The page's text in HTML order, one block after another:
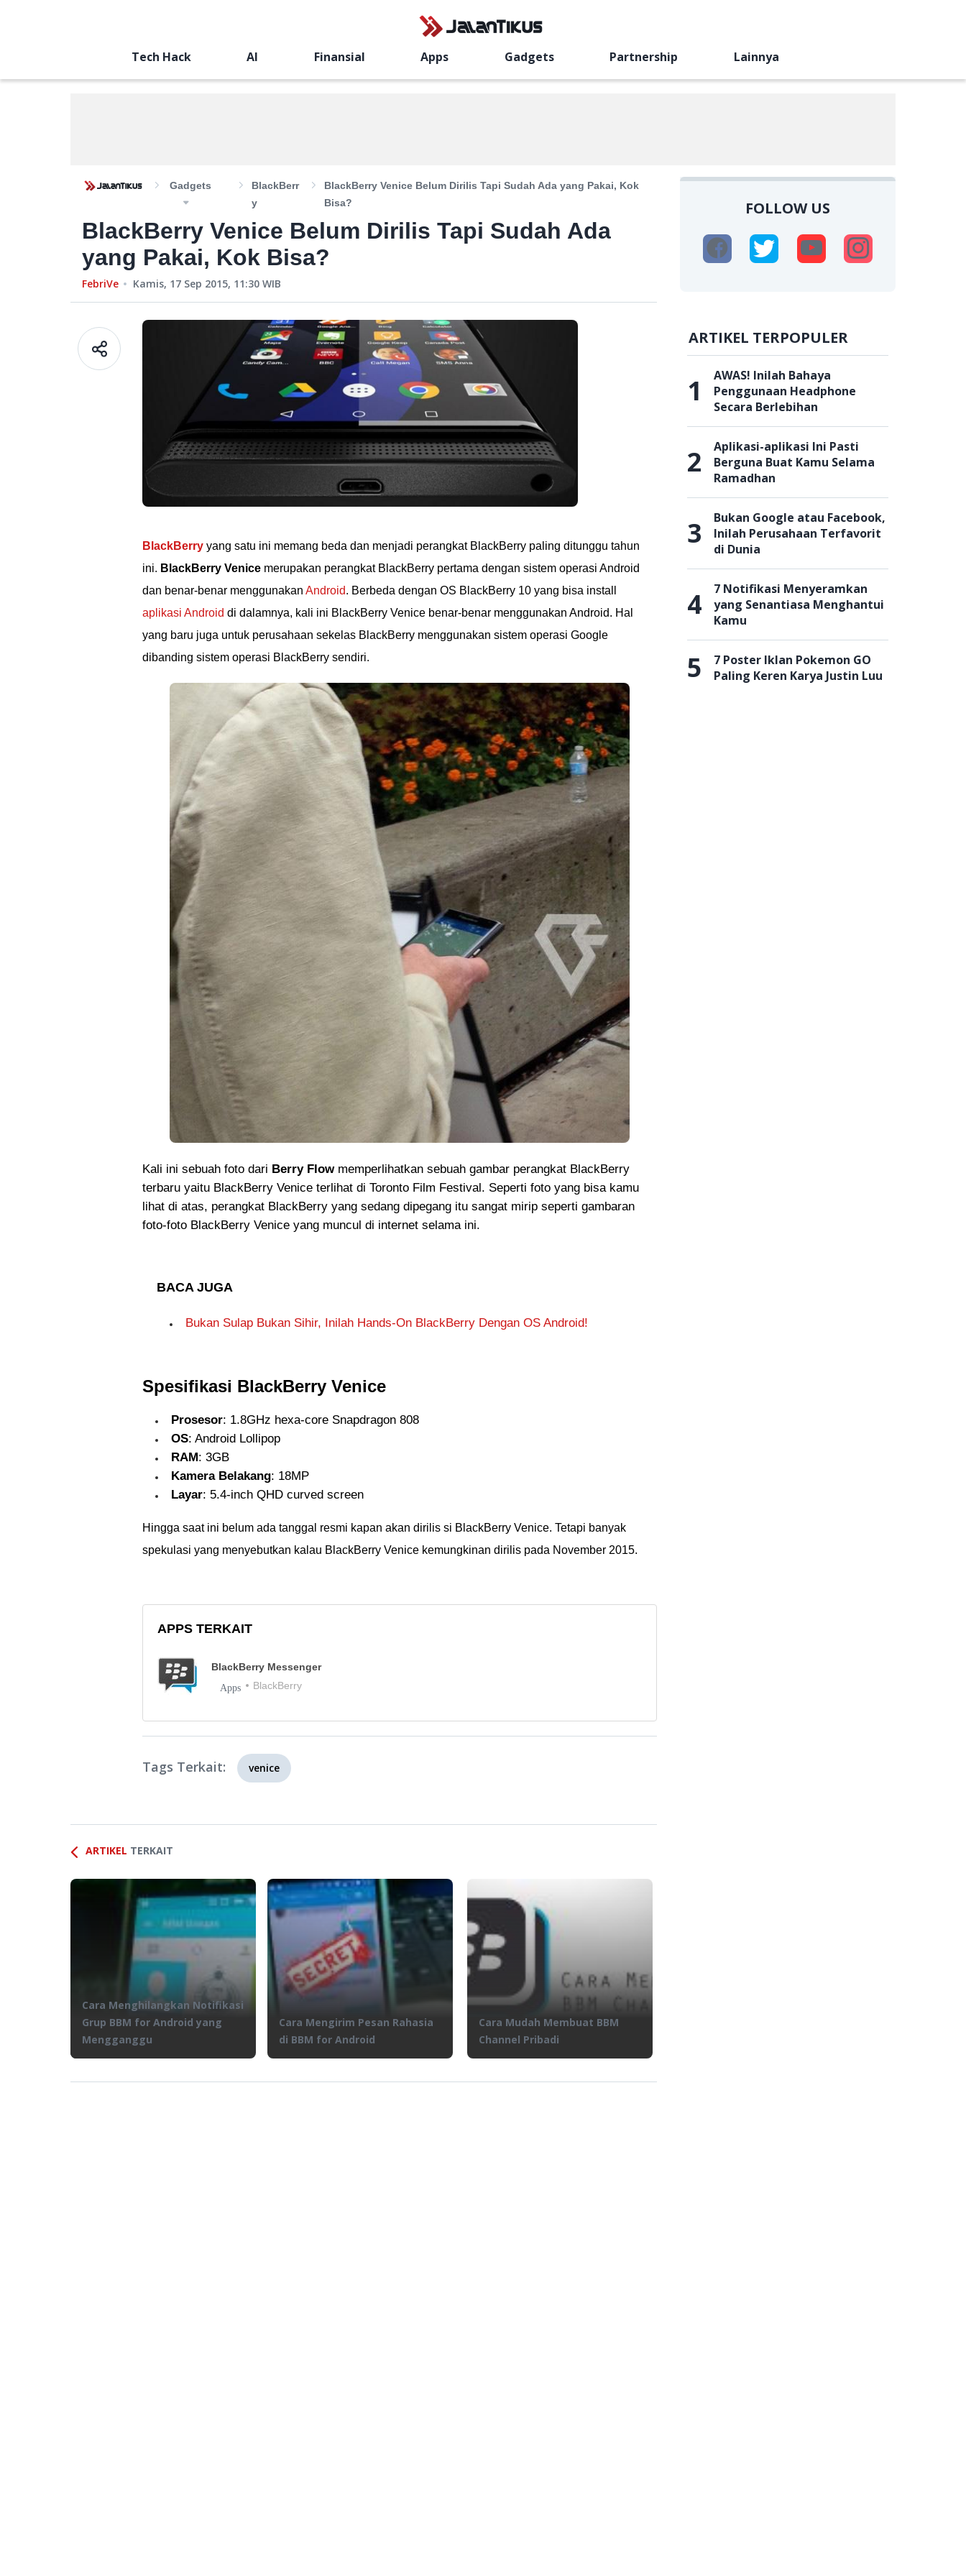
Tech Hack AI Finansial Apps Gadgets Partnership Lainnya
Gadgets
BlackBerr
Y
BlackBerry Venice Belum Dirilis Tapi Sudah Ada yang Pakai, Kok
Bisa?
BlackBerry Venice Belum Dirilis Tapi Sudah Ada
yang Pakai, Kok Bisa?
FebriVe Kamis, 17 Sep 2015, 11:30 WIB
BlackBerry yang satu ini memang beda dan menjadi perangkat BlackBerry paling ditunggu tahun
ini. BlackBerry Venice merupakan perangkat BlackBerry pertama dengan sistem operasi Android
dan benar-benar menggunakan Android. Berbeda dengan OS BlackBerry 10 yang bisa install
aplikasi Android di dalamnya, kali ini BlackBerry Venice benar-benar menggunakan Android. Hal
yang baru juga untuk perusahaan sekelas BlackBerry menggunakan sistem operasi Google
dibanding sistem operasi BlackBerry sendiri.
Kali ini sebuah foto dari Berry Flowmemperlihatkan sebuah gambar perangkat BlackBerry
terbaru yaitu BlackBerry Venice terlihat di Toronto Film Festival. Seperti foto yang bisa kamu
lihat di atas, perangkat BlackBerry yang sedang dipegang itu sangat mirip seperti gambaran
foto-foto BlackBerry Venice yang muncul di internet selama ini.
BACA JUGA
Bukan Sulap Bukan Sihir, Inilah Hands-On BlackBerry Dengan OS Android!
Spesifikasi BlackBerry Venice
Prosesor: 1.8GHz hexa-core Snapdragon 808
OS: Android Lollipop
RAM: 3GB
Kamera Belakang: 18MP
Layar: 5.4-inch QHD curved screen
Hingga saat ini belum ada tanggal resmi kapan akan dirilis si BlackBerry Venice. Tetapi banyak
spekulasi yang menyebutkan kalau BlackBerry Venice kemungkinan dirilis pada November 2015.
APPS TERKAIT
BlackBerry Messenger
Apps BlackBerry
Tags Terkait: venice
ARTIKEL TERKAIT
Cara Menghilangkan Notifikasi
Grup BBM for Android yang
Mengganggu
Cara Mengirim Pesan Rahasia
di BBM for Android
Cara Mudah Membuat BBM
Channel Pribadi
FOLLOW US
ARTIKEL TERPOPULER
1
AWAS! Inilah Bahaya
Penggunaan Headphone
Secara Berlebihan
2
Aplikasi-aplikasi Ini Pasti
Berguna Buat Kamu Selama
Ramadhan
3
Bukan Google atau Facebook,
Inilah Perusahaan Terfavorit
di Dunia
4
7 Notifikasi Menyeramkan
yang Senantiasa Menghantui
Kamu
5
7 Poster Iklan Pokemon GO
Paling Keren Karya Justin Luu